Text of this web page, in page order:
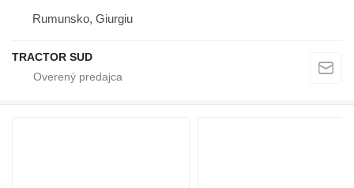
Rumunsko, Giurgiu
TRACTOR SUD